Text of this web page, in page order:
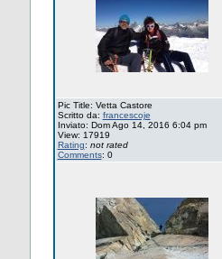
Pic Title: Vetta Castore
Scritto da: francescoje
Inviato: Dom Ago 14, 2016 6:04 pm
View: 17919
Rating: not rated
Comments: 0